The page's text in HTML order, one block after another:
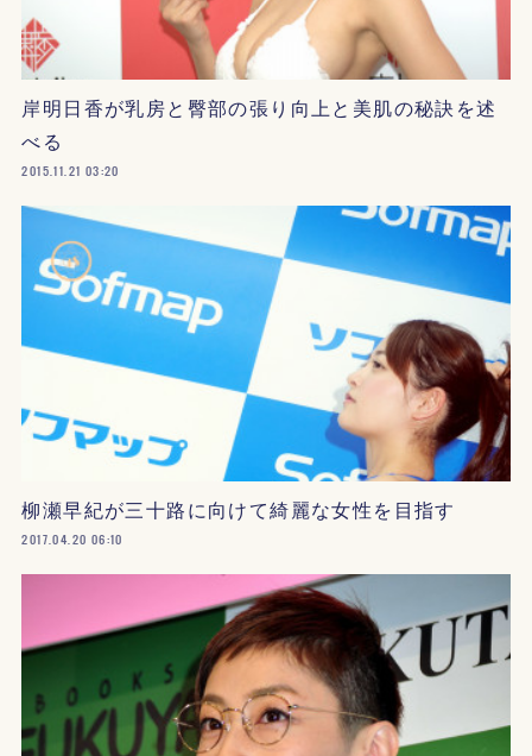
岸明日香が乳房と臀部の張り向上と美肌の秘訣を述
べる
2015.11.21 03:20
柳瀬早紀が三十路に向けて綺麗な女性を目指す
2017.04.20 06:10